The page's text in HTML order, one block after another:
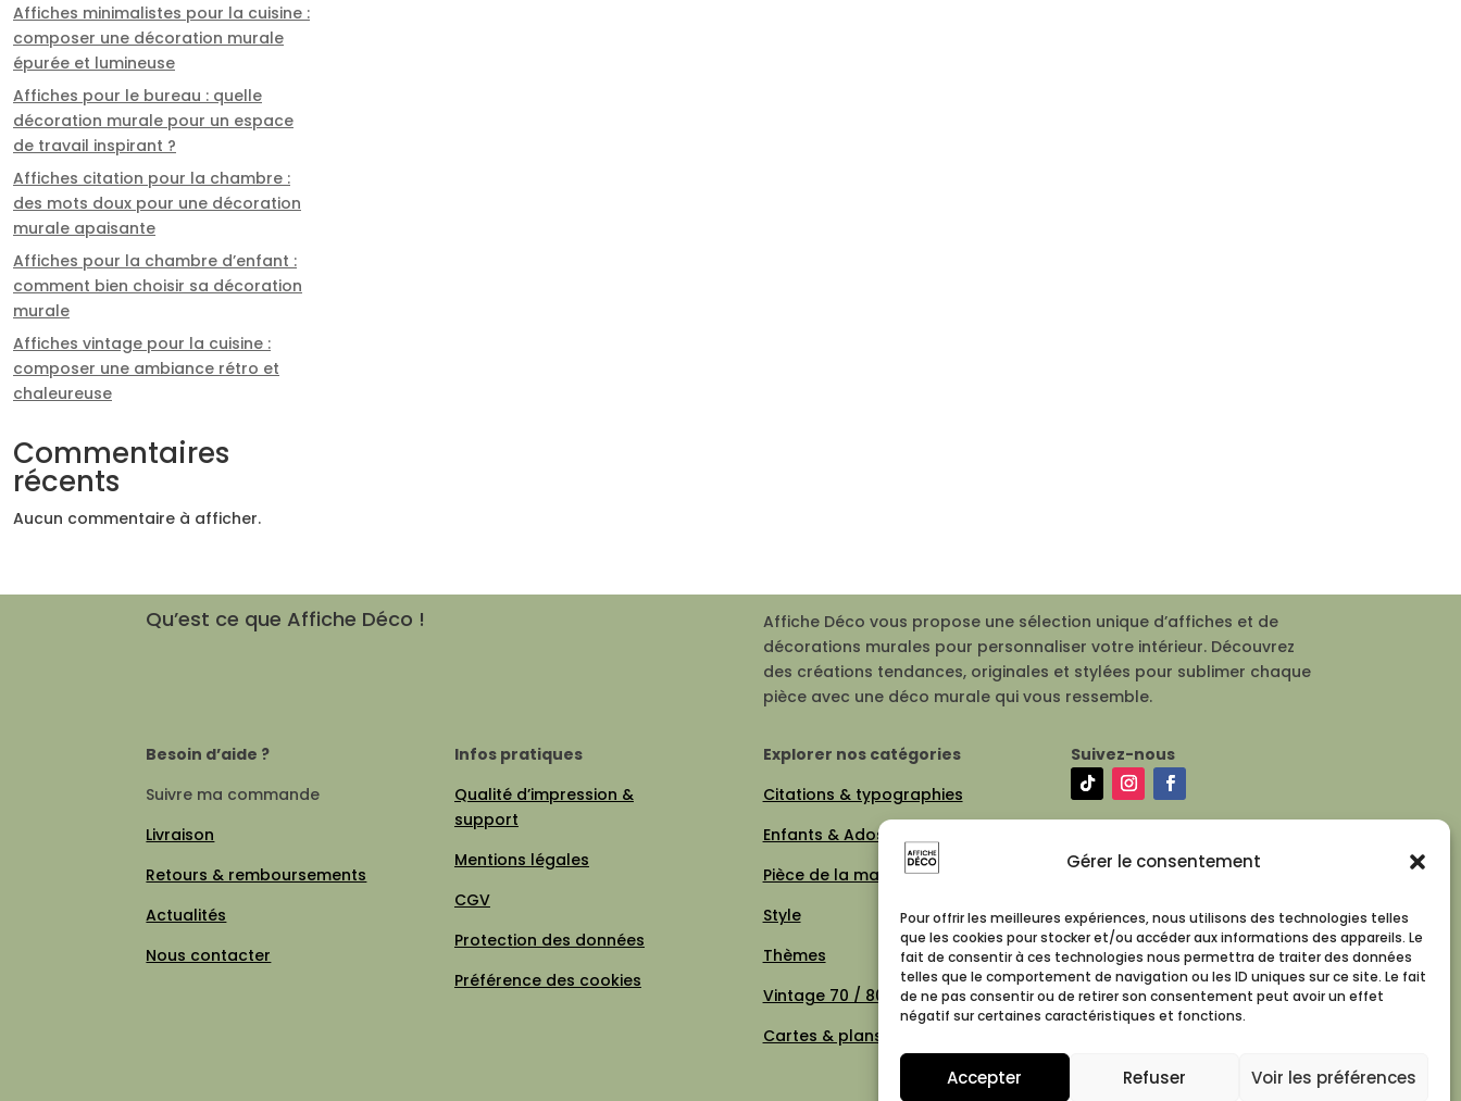
Gérer le consentement
Pour offrir les meilleures expériences, nous utilisons des technologies telles
que les cookies pour stocker et/ou accéder aux informations des appareils. Le
fait de consentir à ces technologies nous permettra de traiter des données
telles que le comportement de navigation ou les ID uniques sur ce site. Le fait
de ne pas consentir ou de retirer son consentement peut avoir un effet
négatif sur certaines caractéristiques et fonctions.
Accepter Refuser Voir les préférences
Affiches minimalistes pour la cuisine :
composer une décoration murale
épurée et lumineuse
Affiches pour le bureau : quelle
décoration murale pour un espace
de travail inspirant ?
Affiches citation pour la chambre :
des mots doux pour une décoration
murale apaisante
Affiches pour la chambre d’enfant :
comment bien choisir sa décoration
murale
Affiches vintage pour la cuisine :
composer une ambiance rétro et
chaleureuse
Commentaires
récents
Aucun commentaire à afficher.
Qu’est ce que Affiche Déco !
Affiche Déco vous propose une sélection unique d’affiches et de
décorations murales pour personnaliser votre intérieur. Découvrez
des créations tendances, originales et stylées pour sublimer chaque
pièce avec une déco murale qui vous ressemble.
Besoin d’aide ?
Suivre ma commande
Livraison
Retours & remboursements
Actualités
Nous contacter
Infos pratiques
Qualité d’impression &
support
Mentions légales
CGV
Protection des données
Préférence des cookies
Explorer nos catégories
Citations & typographies
Enfants & Ados
Pièce de la maison
Style
Thèmes
Vintage 70 / 80
Cartes & plans de villes
Suivez-nous